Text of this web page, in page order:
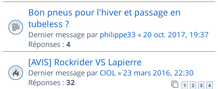
Bon pneus pour l'hiver et passage en
tubeless ?
Dernier message par philippe33 « 20 oct. 2017, 19:37
Réponses : 4
[AVIS] Rockrider VS Lapierre
Dernier message par CIOL « 23 mars 2016, 22:30
Réponses : 32 1 2 3 4